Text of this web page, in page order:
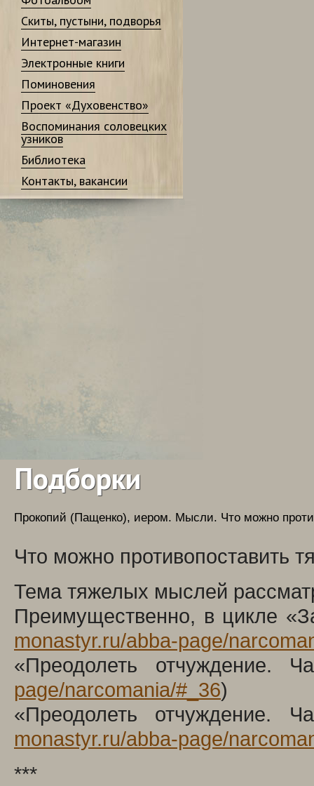
Скиты, пустыни, подворья
Интернет-магазин
Электронные книги
Поминовения
Проект «Духовенство»
Воспоминания соловецких
узников
Библиотека
Контакты, вакансии
Подборки
Прокопий (Пащенко), иером. Мысли. Что можно
Что можно противопоставить
Тема тяжелых мыслей
Преимущественно, в цикле
monastyr.ru/abba-page/
«Преодолеть отчуждение.
page/narcomania/#_36)
«Преодолеть отчуждение.
monastyr.ru/abba-page/
***